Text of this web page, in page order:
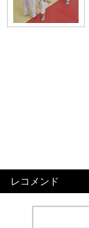
レコメンド